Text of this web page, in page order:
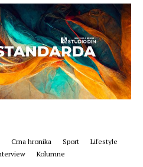
Crna hronika Sport
Lifestyle
Kolumne